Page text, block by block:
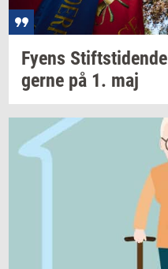
Fyens Stift­s­ti­den­de
ger­ne på 1. maj